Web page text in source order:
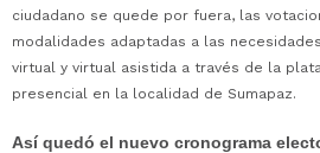
ciudadano se quede por fuera, las
modalidades adaptadas a las
virtual y virtual asistida a través de la
presencial en la localidad de Sumapaz.
Así quedó el nuevo cronograma